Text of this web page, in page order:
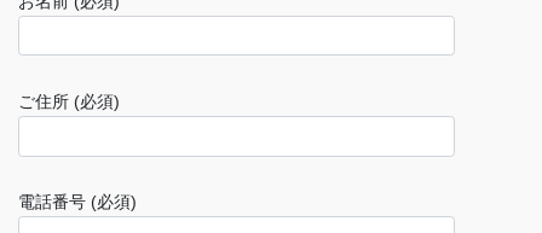
ご住所 (必須)
電話番号 (必須)